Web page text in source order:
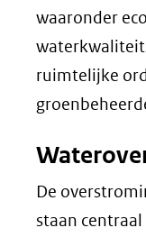
waaronder
ruimtelijke
De
staan